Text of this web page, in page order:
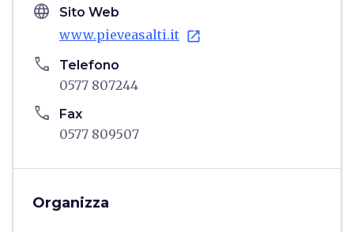
language Sito Web
www.pieveasalti.it open_in_new
phone Telefono
0577 807244
phone Fax
0577 809507
Organizza